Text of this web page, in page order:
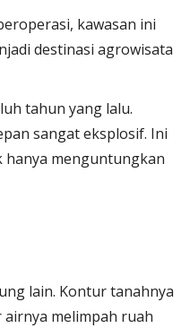
kawasan ini
destinasi agrowisata
tahun yang lalu.
sangat eksplosif. Ini
hanya menguntungkan
lain. Kontur tanahnya
melimpah ruah